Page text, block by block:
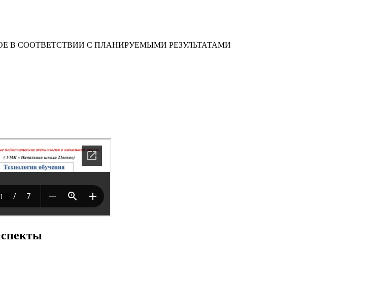
В СООТВЕТСТВИИ С ПЛАНИРУЕМЫМИ РЕЗУЛЬТАТАМИ